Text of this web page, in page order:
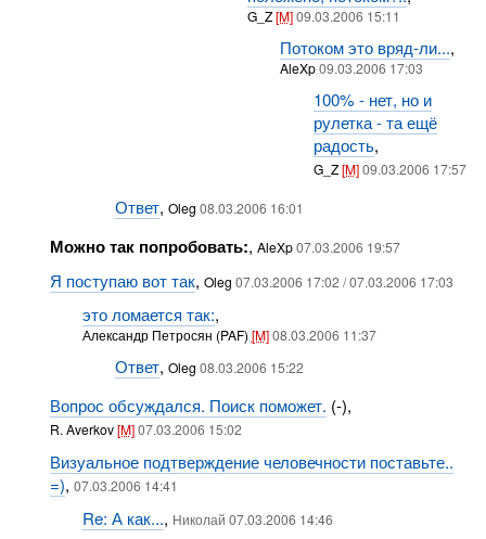
G_Z[M]09.03.2006 15:11
Потоком это вряд-ли...,
AleXp09.03.2006 17:03
100% - нет, но и
рулетка - та ещё
радость,
G_Z[M]09.03.2006 17:57
Ответ,Oleg08.03.2006 16:01
Можно так попробовать:, AleXp07.03.2006 19:57
Я поступаю вот так, Oleg 07.03.2006 17:02 / 07.03.2006 17:03
это ломается так:,
Александр Петросян (PAF) [M]08.03.2006 11:37
Ответ,Oleg08.03.2006 15:22
Вопрос обсуждался. Поиск поможет. (-),
R. Averkov[M] 07.03.2006 15:02
Визуальное подтверждение человечности поставьте..
=), 07.03.2006 14:41
Re: А как..., Николай 07.03.2006 14:46